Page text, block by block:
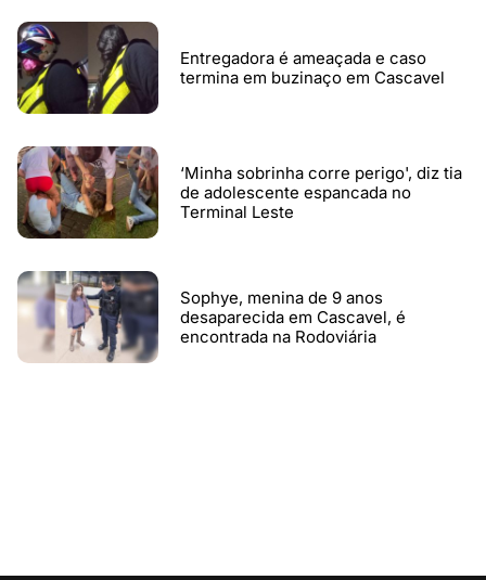
Entregadora é ameaçada e caso
termina em buzinaço em Cascavel
‘Minha sobrinha corre perigo', diz tia
de adolescente espancada no
Terminal Leste
Sophye, menina de 9 anos
desaparecida em Cascavel, é
encontrada na Rodoviária